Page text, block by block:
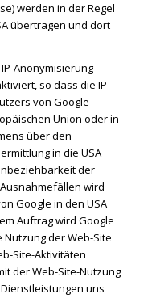
werden in der Regel
übertragen und dort
Anonymisierung
so dass die IP-
von Google
Union oder in
über den
in die USA
der
wird
Google in den USA
Auftrag wird Google
der Web-Site
Site-Aktivitäten
der Web-Site-Nutzung
uns